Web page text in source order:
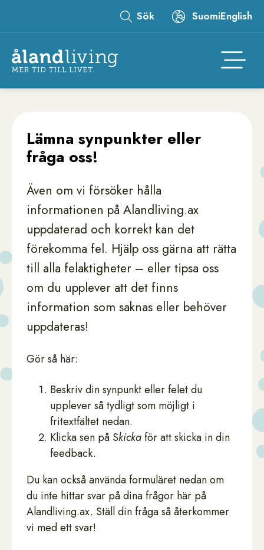
till
huvudinnehåll
Leaderboard
Sök SuomiEnglish
Lämna synpunkter eller
fråga oss!
Även om vi försöker hålla
informationen på Alandliving.ax
uppdaterad och korrekt kan det
förekomma fel. Hjälp oss gärna att rätta
till alla felaktigheter – eller tipsa oss
om du upplever att det finns
information som saknas eller behöver
uppdateras!
Gör så här:
Beskriv din synpunkt eller felet du
upplever så tydligt som möjligt i
fritextfältet nedan.
Klicka sen på Skickaför att skicka in din
feedback.
Du kan också använda formuläret nedan om
du inte hittar svar på dina frågor här på
Alandliving.ax. Ställ din fråga så återkommer
vi med ett svar!